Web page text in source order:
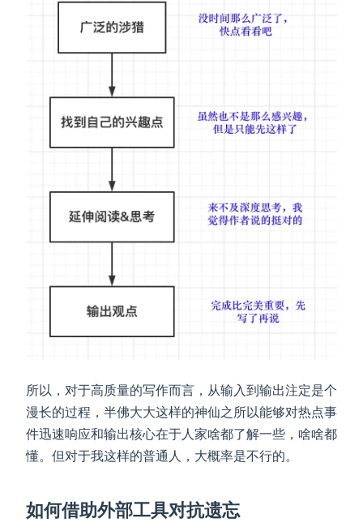
所以，对于高质量的写作而言，从输入到输出注定是个
漫长的过程，半佛大大这样的神仙之所以能够对热点事
件迅速响应和输出核心在于人家啥都了解一些，啥啥都
懂。但对于我这样的普通人，大概率是不行的。
如何借助外部工具对抗遗忘